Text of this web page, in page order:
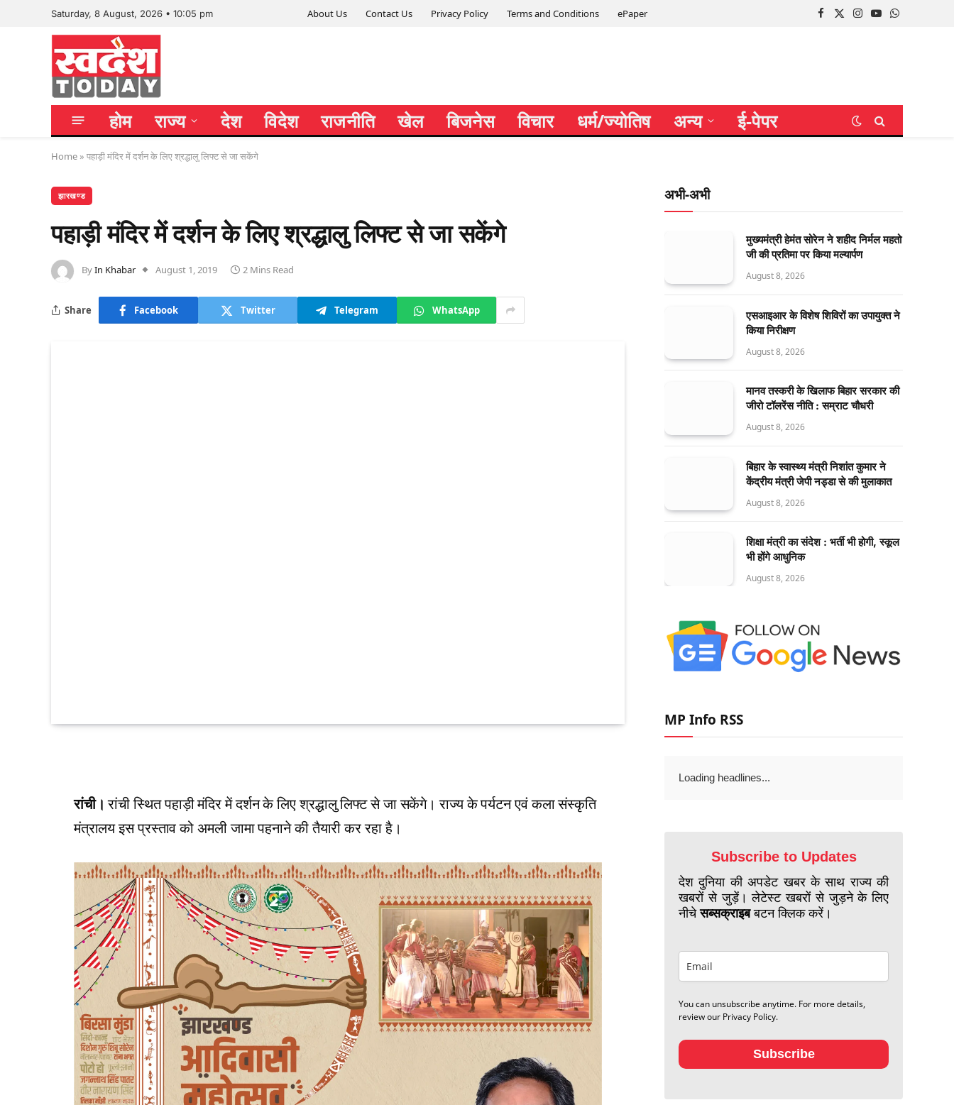
Saturday, 8 August, 2026 • 10:05 pm About Us Contact Us Privacy Policy Terms and Conditions ePaper
Facebook
X
Instagram
YouTubeWhatsApp
होम राज्य देश विदेश राजनीति खेल बिजनेस विचार धर्म/ज्योतिष अन्य ई-पेपर
Home » पहाड़ी मंदिर में दर्शन के लिए श्रद्धालु लिफ्ट से जा सकेंगे
झारखण्ड
पहाड़ी मंदिर में दर्शन के लिए श्रद्धालु लिफ्ट से जा सकेंगे
ByIn Khabar August 1, 2019 2 Mins Read
Share Facebook Twitter Telegram WhatsApp
रांची। रांची स्थित पहाड़ी मंदिर में दर्शन के लिए श्रद्धालु लिफ्ट से जा सकेंगे। राज्य के पर्यटन एवं कला संस्कृति
मंत्रालय इस प्रस्ताव को अमली जामा पहनाने की तैयारी कर रहा है।
अभी-अभी
मुख्यमंत्री हेमंत सोरेन ने शहीद निर्मल महतो
जी की प्रतिमा पर किया मल्यार्पण
August 8, 2026
एसआइआर के विशेष शिविरों का उपायुक्त ने
किया निरीक्षण
August 8, 2026
मानव तस्करी के खिलाफ बिहार सरकार की
जीरो टॉलरेंस नीति : सम्राट चौधरी
August 8, 2026
बिहार के स्वास्थ्य मंत्री निशांत कुमार ने
केंद्रीय मंत्री जेपी नड्डा से की मुलाकात
August 8, 2026
शिक्षा मंत्री का संदेश : भर्ती भी होगी, स्कूल
भी होंगे आधुनिक
August 8, 2026
MP Info RSS
Loading headlines...
Subscribe to Updates
देश दुनिया की अपडेट खबर के साथ राज्य की
खबरों से जुड़ें। लेटेस्ट खबरों से जुड़ने के लिए
नीचेसब्सक्राइबबटन क्लिक करें।
You can unsubscribe anytime. For more details,
review our Privacy Policy.
Subscribe